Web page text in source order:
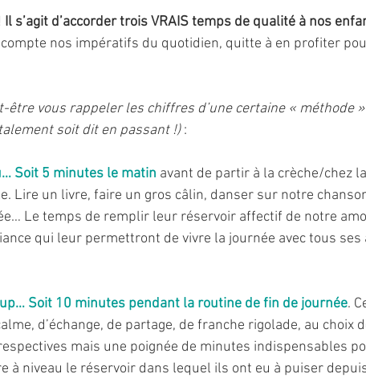
Il s’agit d’accorder trois VRAIS temps de qualité à nos
nos impératifs du quotidien, quitte à en profiter
être vous rappeler les chiffres d’une certaine « méthode
soit dit en passant !) :
Soit 5 minutes le matin avant de partir à la crèche/chez
Lire un livre, faire un gros câlin, danser sur notre
Le temps de remplir leur réservoir affectif de notre
qui leur permettront de vivre la journée avec tous ses
Soit 10 minutes pendant la routine de fin de journée.
d’échange, de partage, de franche rigolade, au choix
mais une poignée de minutes indispensables
à niveau le réservoir dans lequel ils ont eu à puiser